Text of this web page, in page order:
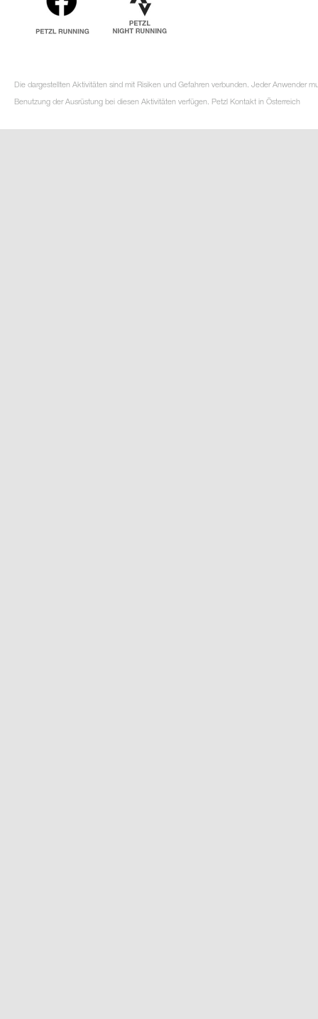
Die dargestellten Aktivitäten sind mit Risiken und Gefahren verbunden. Jeder Anwender
Benutzung der Ausrüstung bei diesen Aktivitäten verfügen. Petzl Kontakt in Österreich